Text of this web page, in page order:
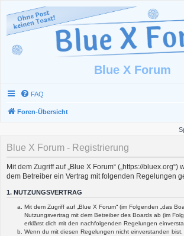
Blue X Forum
FAQ
Foren-Übersicht
Blue X Forum - Registrierung
Mit dem Zugriff auf „Blue X Forum“ („https://bluex.org“)
dem Betreiber ein Vertrag mit folgenden Regelungen
1. NUTZUNGSVERTRAG
Mit dem Zugriff auf „Blue X Forum“ (im Folgenden „das
Nutzungsvertrag mit dem Betreiber des Boards ab (im
erklärst dich mit den nachfolgenden Regelungen
Wenn du mit diesen Regelungen nicht einverstanden